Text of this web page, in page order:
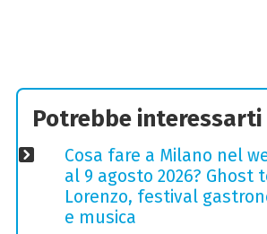
Potrebbe interessarti
Cosa fare a Milano nel
al 9 agosto 2026? Ghost
Lorenzo, festival
e musica